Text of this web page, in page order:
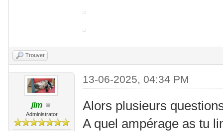
Trouver
jlm
Administrator
13-06-2025, 04:34 PM
Alors plusieurs
A quel ampérage as tu